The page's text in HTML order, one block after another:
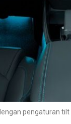
pengaturan tilt